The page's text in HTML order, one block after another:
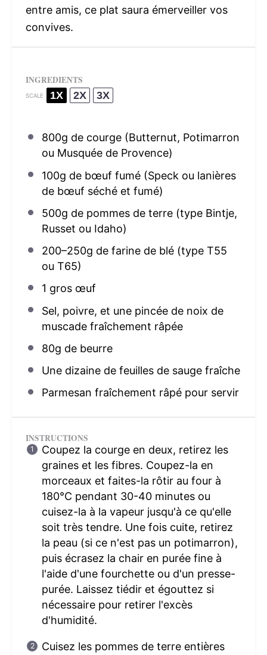
entre amis, ce plat saura émerveiller vos
convives.
INGREDIENTS
SCALE 1X 2X 3X
800g de courge (Butternut, Potimarron
ou Musquée de Provence)
100g de bœuf fumé (Speck ou lanières
de bœuf séché et fumé)
500g de pommes de terre (type Bintje,
Russet ou Idaho)
200–250g de farine de blé (type T55
ou T65)
1 gros œuf
Sel, poivre, et une pincée de noix de
muscade fraîchement râpée
80g de beurre
Une dizaine de feuilles de sauge fraîche
Parmesan fraîchement râpé pour servir
INSTRUCTIONS
Coupez la courge en deux, retirez les
graines et les fibres. Coupez-la en
morceaux et faites-la rôtir au four à
180°C pendant 30-40 minutes ou
cuisez-la à la vapeur jusqu'à ce qu'elle
soit très tendre. Une fois cuite, retirez
la peau (si ce n'est pas un potimarron),
puis écrasez la chair en purée fine à
l'aide d'une fourchette ou d'un presse-
purée. Laissez tiédir et égouttez si
nécessaire pour retirer l'excès
d'humidité.
Cuisez les pommes de terre entières